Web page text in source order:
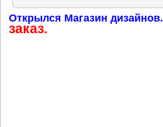
Открылся Магазин дизайнов.
заказ.